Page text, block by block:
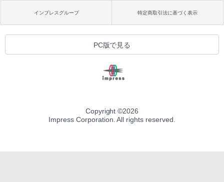
インプレスグループ 特定商取引法に基づく表示
PC版で見る
Copyright ©2026
Impress Corporation. All rights reserved.